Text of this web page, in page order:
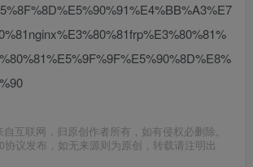
互联网，归原创作者所有，如有侵权必删除。
协议发布，如无来源则为原创，转载请注明出